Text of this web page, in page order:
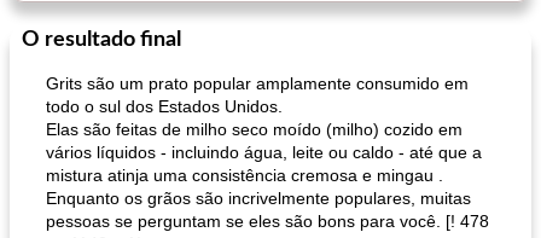
O resultado final
Grits são um prato popular amplamente consumido em
todo o sul dos Estados Unidos.
Elas são feitas de milho seco moído (milho) cozido em
vários líquidos - incluindo água, leite ou caldo - até que a
mistura atinja uma consistência cremosa e mingau .
Enquanto os grãos são incrivelmente populares, muitas
pessoas se perguntam se eles são bons para você. [! 478